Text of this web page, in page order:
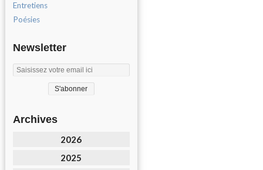
Entretiens
Poésies
Newsletter
Archives
2026
2025